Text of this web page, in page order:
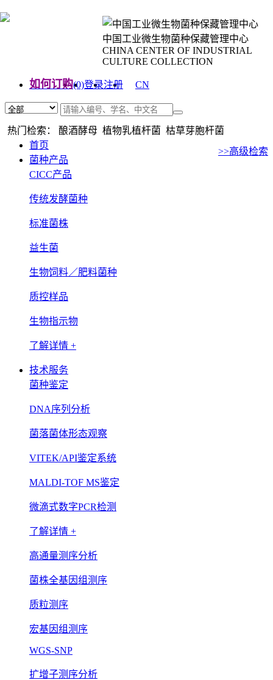
中国工业微生物菌种保藏管理中心
CHINA CENTER OF INDUSTRIAL
CULTURE COLLECTION
如何订购(0)登录注册
CN
热门检索： 酿酒酵母 植物乳植杆菌 枯草芽胞杆菌
>>高级检索
首页
菌种产品
CICC产品
传统发酵菌种
标准菌株
益生菌
生物饲料／肥料菌种
质控样品
生物指示物
了解详情 +
技术服务
菌种鉴定
DNA序列分析
菌落菌体形态观察
VITEK/API鉴定系统
MALDI-TOF MS鉴定
微滴式数字PCR检测
了解详情 +
高通量测序分析
菌株全基因组测序
质粒测序
宏基因组测序
WGS-SNP
扩增子测序分析